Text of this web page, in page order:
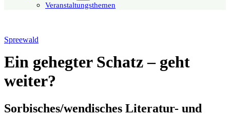
Veranstaltungsthemen
Spreewald
Ein gehegter Schatz – geht
weiter?
Sorbisches/wendisches Literatur- und